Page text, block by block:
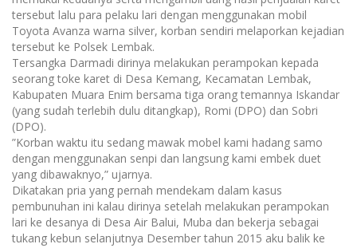
tersebut lalu para pelaku lari dengan menggunakan mobil
Toyota Avanza warna silver, korban sendiri melaporkan kejadian
tersebut ke Polsek Lembak.
Tersangka Darmadi dirinya melakukan perampokan kepada
seorang toke karet di Desa Kemang, Kecamatan Lembak,
Kabupaten Muara Enim bersama tiga orang temannya Iskandar
(yang sudah terlebih dulu ditangkap), Romi (DPO) dan Sobri
(DPO).
”Korban waktu itu sedang mawak mobel kami hadang samo
dengan menggunakan senpi dan langsung kami embek duet
yang dibawaknyo,” ujarnya.
Dikatakan pria yang pernah mendekam dalam kasus
pembunuhan ini kalau dirinya setelah melakukan perampokan
lari ke desanya di Desa Air Balui, Muba dan bekerja sebagai
tukang kebun selanjutnya Desember tahun 2015 aku balik ke